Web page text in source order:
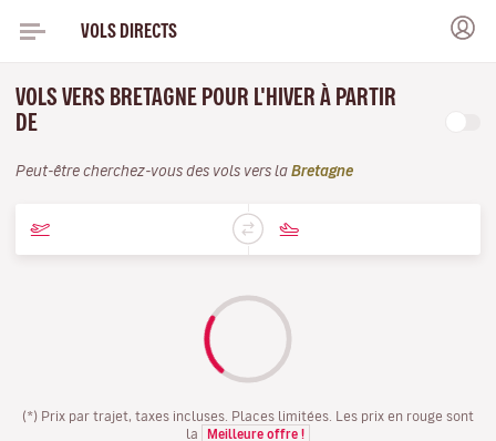
VOLS DIRECTS
VOLS VERS BRETAGNE POUR L'HIVER À PARTIR
DE
Peut-être cherchez-vous des vols vers la Bretagne
(*) Prix par trajet, taxes incluses. Places limitées. Les prix en rouge sont
la
Meilleure offre !